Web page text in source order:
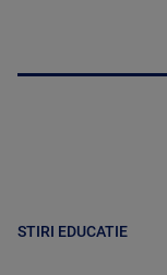
STIRI EDUCATIE